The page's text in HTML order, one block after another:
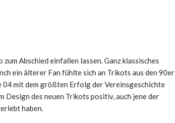
Abschied einfallen lassen. Ganz klassisches
ein älterer Fan fühlte sich an Trikots aus den 90er
04 mit dem größten Erfolg der Vereinsgeschichte
Design des neuen Trikots positiv, auch jene der
haben.